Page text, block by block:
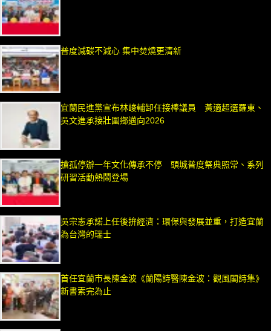
普度減碳不減心 集中焚燒更清新
宜蘭民進黨宣布林峻輔卸任接棒議員 黃適超選羅東、
吳文進承接壯圍鄉邁向2026
搶孤停辦一年文化傳承不停 頭城普度祭典照常、系列
研習活動熱鬧登場
吳宗憲承諾上任後拚經濟：環保與發展並重，打造宜蘭
為台灣的瑞士
首任宜蘭市長陳金波《蘭陽詩醫陳金波：觀風閣詩集》
新書索完為止